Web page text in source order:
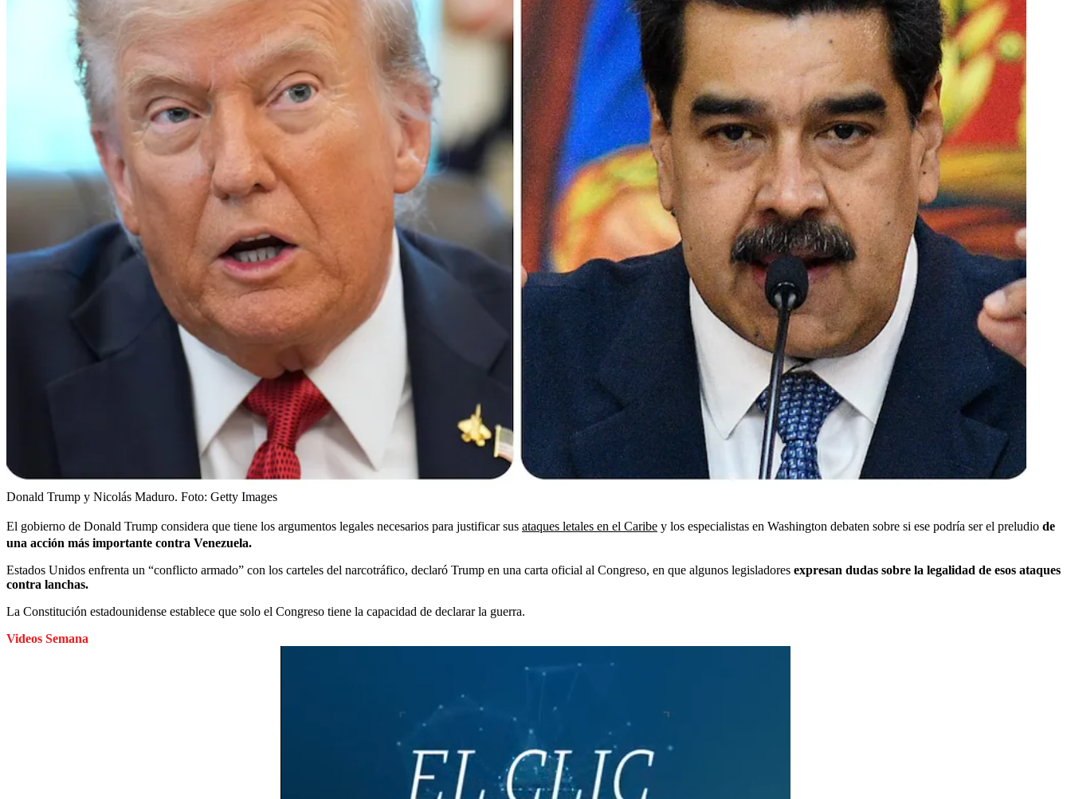
Donald Trump y Nicolás Maduro. Foto: Getty Images
El gobierno de Donald Trump considera que tiene los argumentos legales necesarios para justificar sus ataques letales en el Caribe y los especialistas en Washington debaten sobre si ese podría ser el preludio de
una acción más importante contra Venezuela.
Estados Unidos enfrenta un “conflicto armado” con los carteles del narcotráfico, declaró Trump en una carta oficial al Congreso, en que algunos legisladores expresan dudas sobre la legalidad de esos ataques
contra lanchas.
La Constitución estadounidense establece que solo el Congreso tiene la capacidad de declarar la guerra.
Videos Semana